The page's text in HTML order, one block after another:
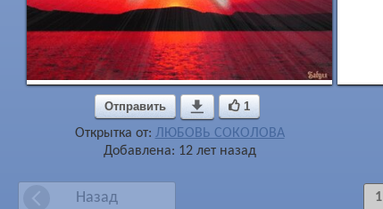
Отправить  1
Открытка от: ЛЮБОВЬ СОКОЛОВА
Добавлена: 12 лет назад
Назад 1